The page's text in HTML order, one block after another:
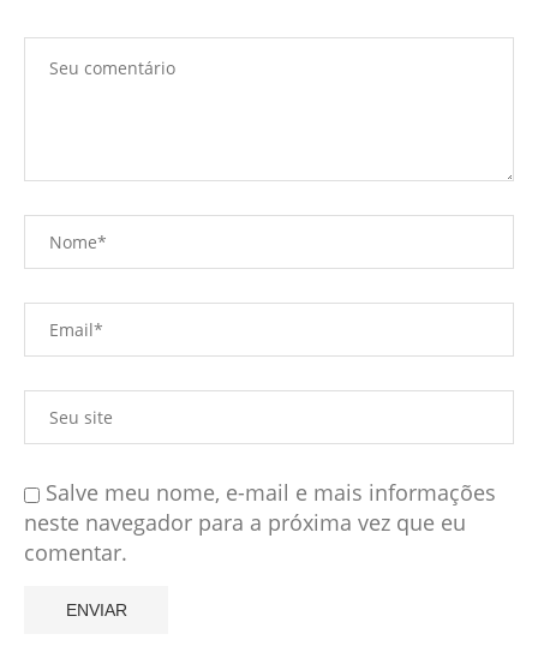
Salve meu nome, e-mail e mais informações
neste navegador para a próxima vez que eu
comentar.